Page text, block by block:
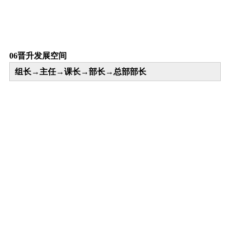
06晋升发展空间
组长→主任→课长→部长→总部部长